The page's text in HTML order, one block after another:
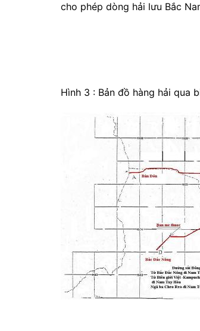
cho phép dòng hải lưu Bắc
Hình 3 : Bản đồ hàng hải qua